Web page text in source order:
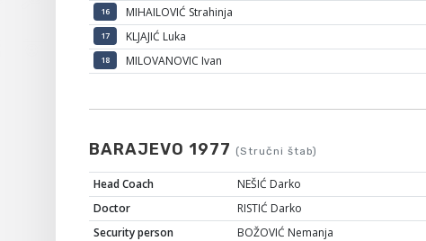
16 MIHAILOVIĆ Strahinja
17 KLJAJIĆ Luka
18 MILOVANOVIC Ivan
BARAJEVO 1977 (Stručni štab)
Head Coach
NEŠIĆ Darko
Doctor
RISTIĆ Darko
Security person
BOŽOVIĆ Nemanja